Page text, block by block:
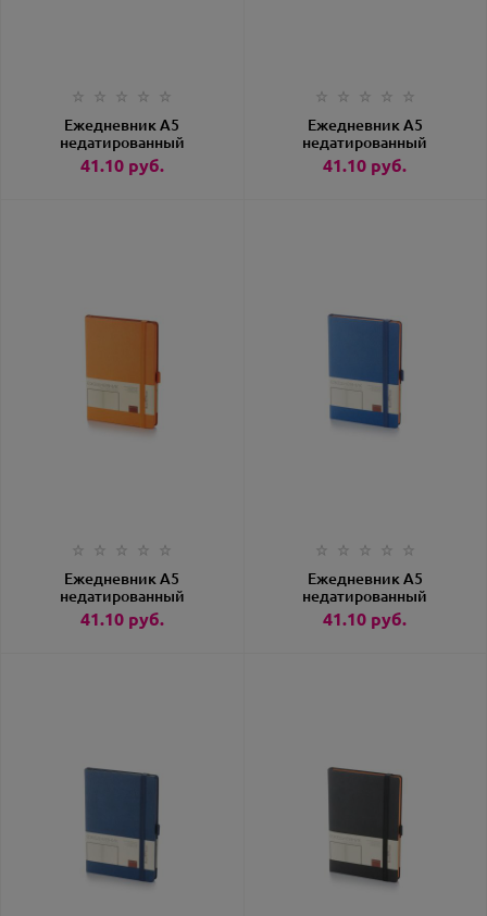
Ежедневник А5
недатированный
«Monaco» коричневый
41.10руб.
Ежедневник А5
недатированный
«Monaco» красный
41.10 руб.
Ежедневник А5
недатированный
«Monaco» оранжевый
41.10руб.
Ежедневник А5
недатированный
«Monaco» синий
41.10 руб.